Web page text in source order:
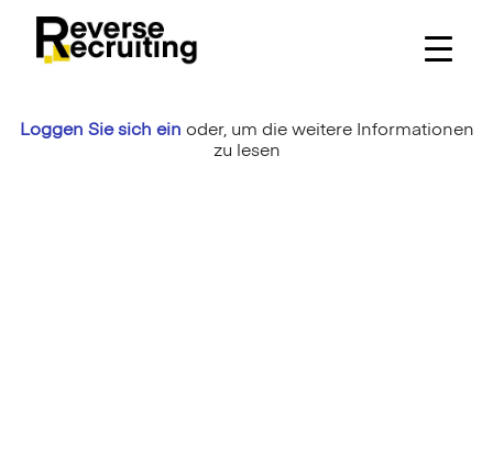
content
Loggen Sie sich ein oder, um die weitere Informationen
zu lesen